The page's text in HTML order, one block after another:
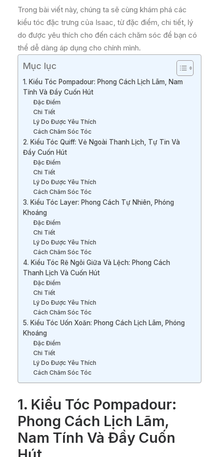
Trong bài viết này, chúng ta sẽ cùng khám phá các
kiểu tóc đặc trưng của Isaac, từ đặc điểm, chi tiết, lý
do được yêu thích cho đến cách chăm sóc để bạn có
thể dễ dàng áp dụng cho chính mình.
Mục lục
1. Kiểu Tóc Pompadour: Phong Cách Lịch Lãm, Nam
Tính Và Đầy Cuốn Hút
Đặc Điểm
Chi Tiết
Lý Do Được Yêu Thích
Cách Chăm Sóc Tóc
2. Kiểu Tóc Quiff: Vẻ Ngoài Thanh Lịch, Tự Tin Và
Đầy Cuốn Hút
Đặc Điểm
Chi Tiết
Lý Do Được Yêu Thích
Cách Chăm Sóc Tóc
3. Kiểu Tóc Layer: Phong Cách Tự Nhiên, Phóng
Khoáng
Đặc Điểm
Chi Tiết
Lý Do Được Yêu Thích
Cách Chăm Sóc Tóc
4. Kiểu Tóc Rẽ Ngôi Giữa Và Lệch: Phong Cách
Thanh Lịch Và Cuốn Hút
Đặc Điểm
Chi Tiết
Lý Do Được Yêu Thích
Cách Chăm Sóc Tóc
5. Kiểu Tóc Uốn Xoăn: Phong Cách Lịch Lãm, Phóng
Khoáng
Đặc Điểm
Chi Tiết
Lý Do Được Yêu Thích
Cách Chăm Sóc Tóc
1. Kiểu Tóc Pompadour:
Phong Cách Lịch Lãm,
Nam Tính Và Đầy Cuốn